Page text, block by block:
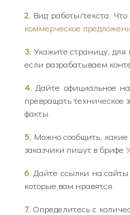
2. Вид работы/текста.
коммерческое
3. Укажите страницу, для
если разрабатываем
4. Дайте официальное
превращать
факты.
5. Можно сообщить,
заказчики пишут в брифе
6. Дайте ссылки на сайты
которые вам нравятся.
7. Определитесь с